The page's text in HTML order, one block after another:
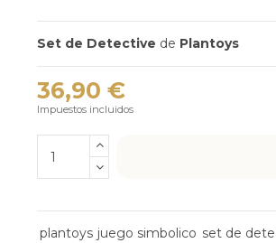
Set de Detective de Plantoys
36,90 €
Impuestos incluidos
plantoys juego simbolico set de